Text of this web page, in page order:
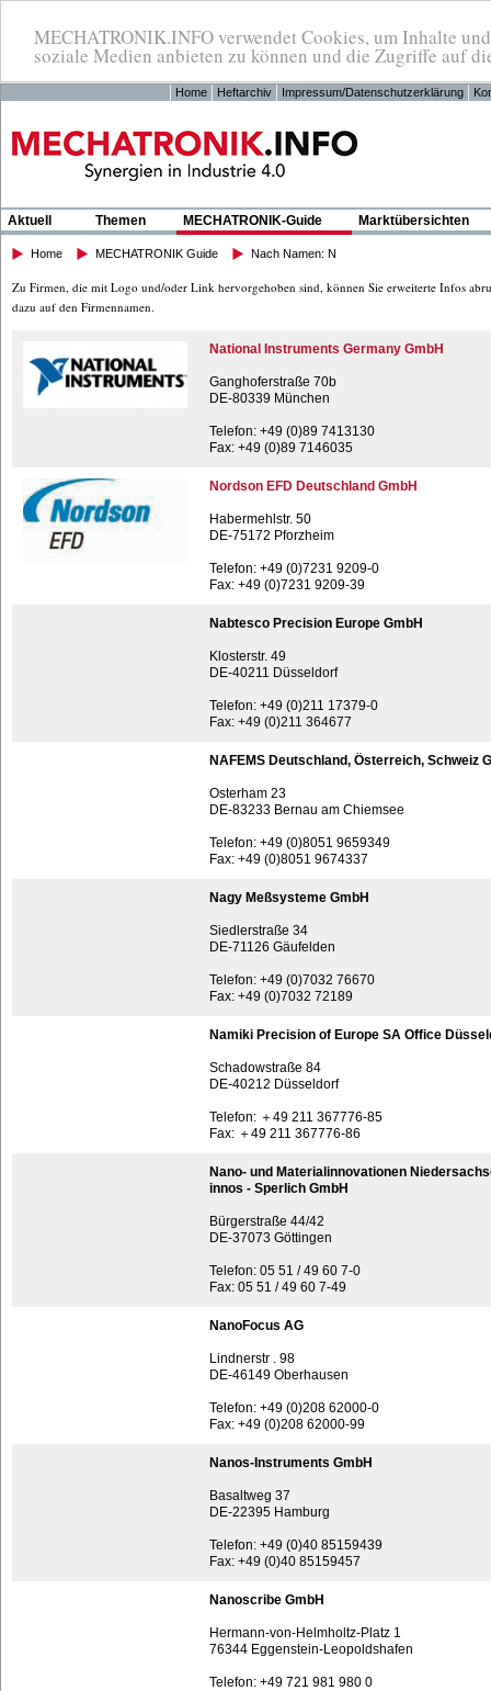
MECHATRONIK.INFO verwendet Cookies, um Inhalte
soziale Medien anbieten zu können und die Zugriffe auf
Home Heftarchiv Impressum/Datenschutzerklärung
Aktuell Themen MECHATRONIK-Guide Marktübersichten
Home MECHATRONIK Guide Nach Namen: N
Zu Firmen, die mit Logo und/oder Link hervorgehoben sind, können Sie erweiterte Infos
dazu auf den Firmennamen.
National Instruments Germany GmbH
Ganghoferstraße 70b
DE-80339 München
Telefon: +49 (0)89 7413130
Fax: +49 (0)89 7146035
Nordson EFD Deutschland GmbH
Habermehlstr. 50
DE-75172 Pforzheim
Telefon: +49 (0)7231 9209-0
Fax: +49 (0)7231 9209-39
Nabtesco Precision Europe GmbH
Klosterstr. 49
DE-40211 Düsseldorf
Telefon: +49 (0)211 17379-0
Fax: +49 (0)211 364677
NAFEMS Deutschland, Österreich, Schweiz
Osterham 23
DE-83233 Bernau am Chiemsee
Telefon: +49 (0)8051 9659349
Fax: +49 (0)8051 9674337
Nagy Meßsysteme GmbH
Siedlerstraße 34
DE-71126 Gäufelden
Telefon: +49 (0)7032 76670
Fax: +49 (0)7032 72189
Namiki Precision of Europe SA Office
Schadowstraße 84
DE-40212 Düsseldorf
Telefon: ＋49 211 367776-85
Fax: ＋49 211 367776-86
Nano- und Materialinnovationen
innos - Sperlich GmbH
Bürgerstraße 44/42
DE-37073 Göttingen
Telefon: 05 51 / 49 60 7-0
Fax: 05 51 / 49 60 7-49
NanoFocus AG
Lindnerstr . 98
DE-46149 Oberhausen
Telefon: +49 (0)208 62000-0
Fax: +49 (0)208 62000-99
Nanos-Instruments GmbH
Basaltweg 37
DE-22395 Hamburg
Telefon: +49 (0)40 85159439
Fax: +49 (0)40 85159457
Nanoscribe GmbH
Hermann-von-Helmholtz-Platz 1
76344 Eggenstein-Leopoldshafen
Telefon: +49 721 981 980 0